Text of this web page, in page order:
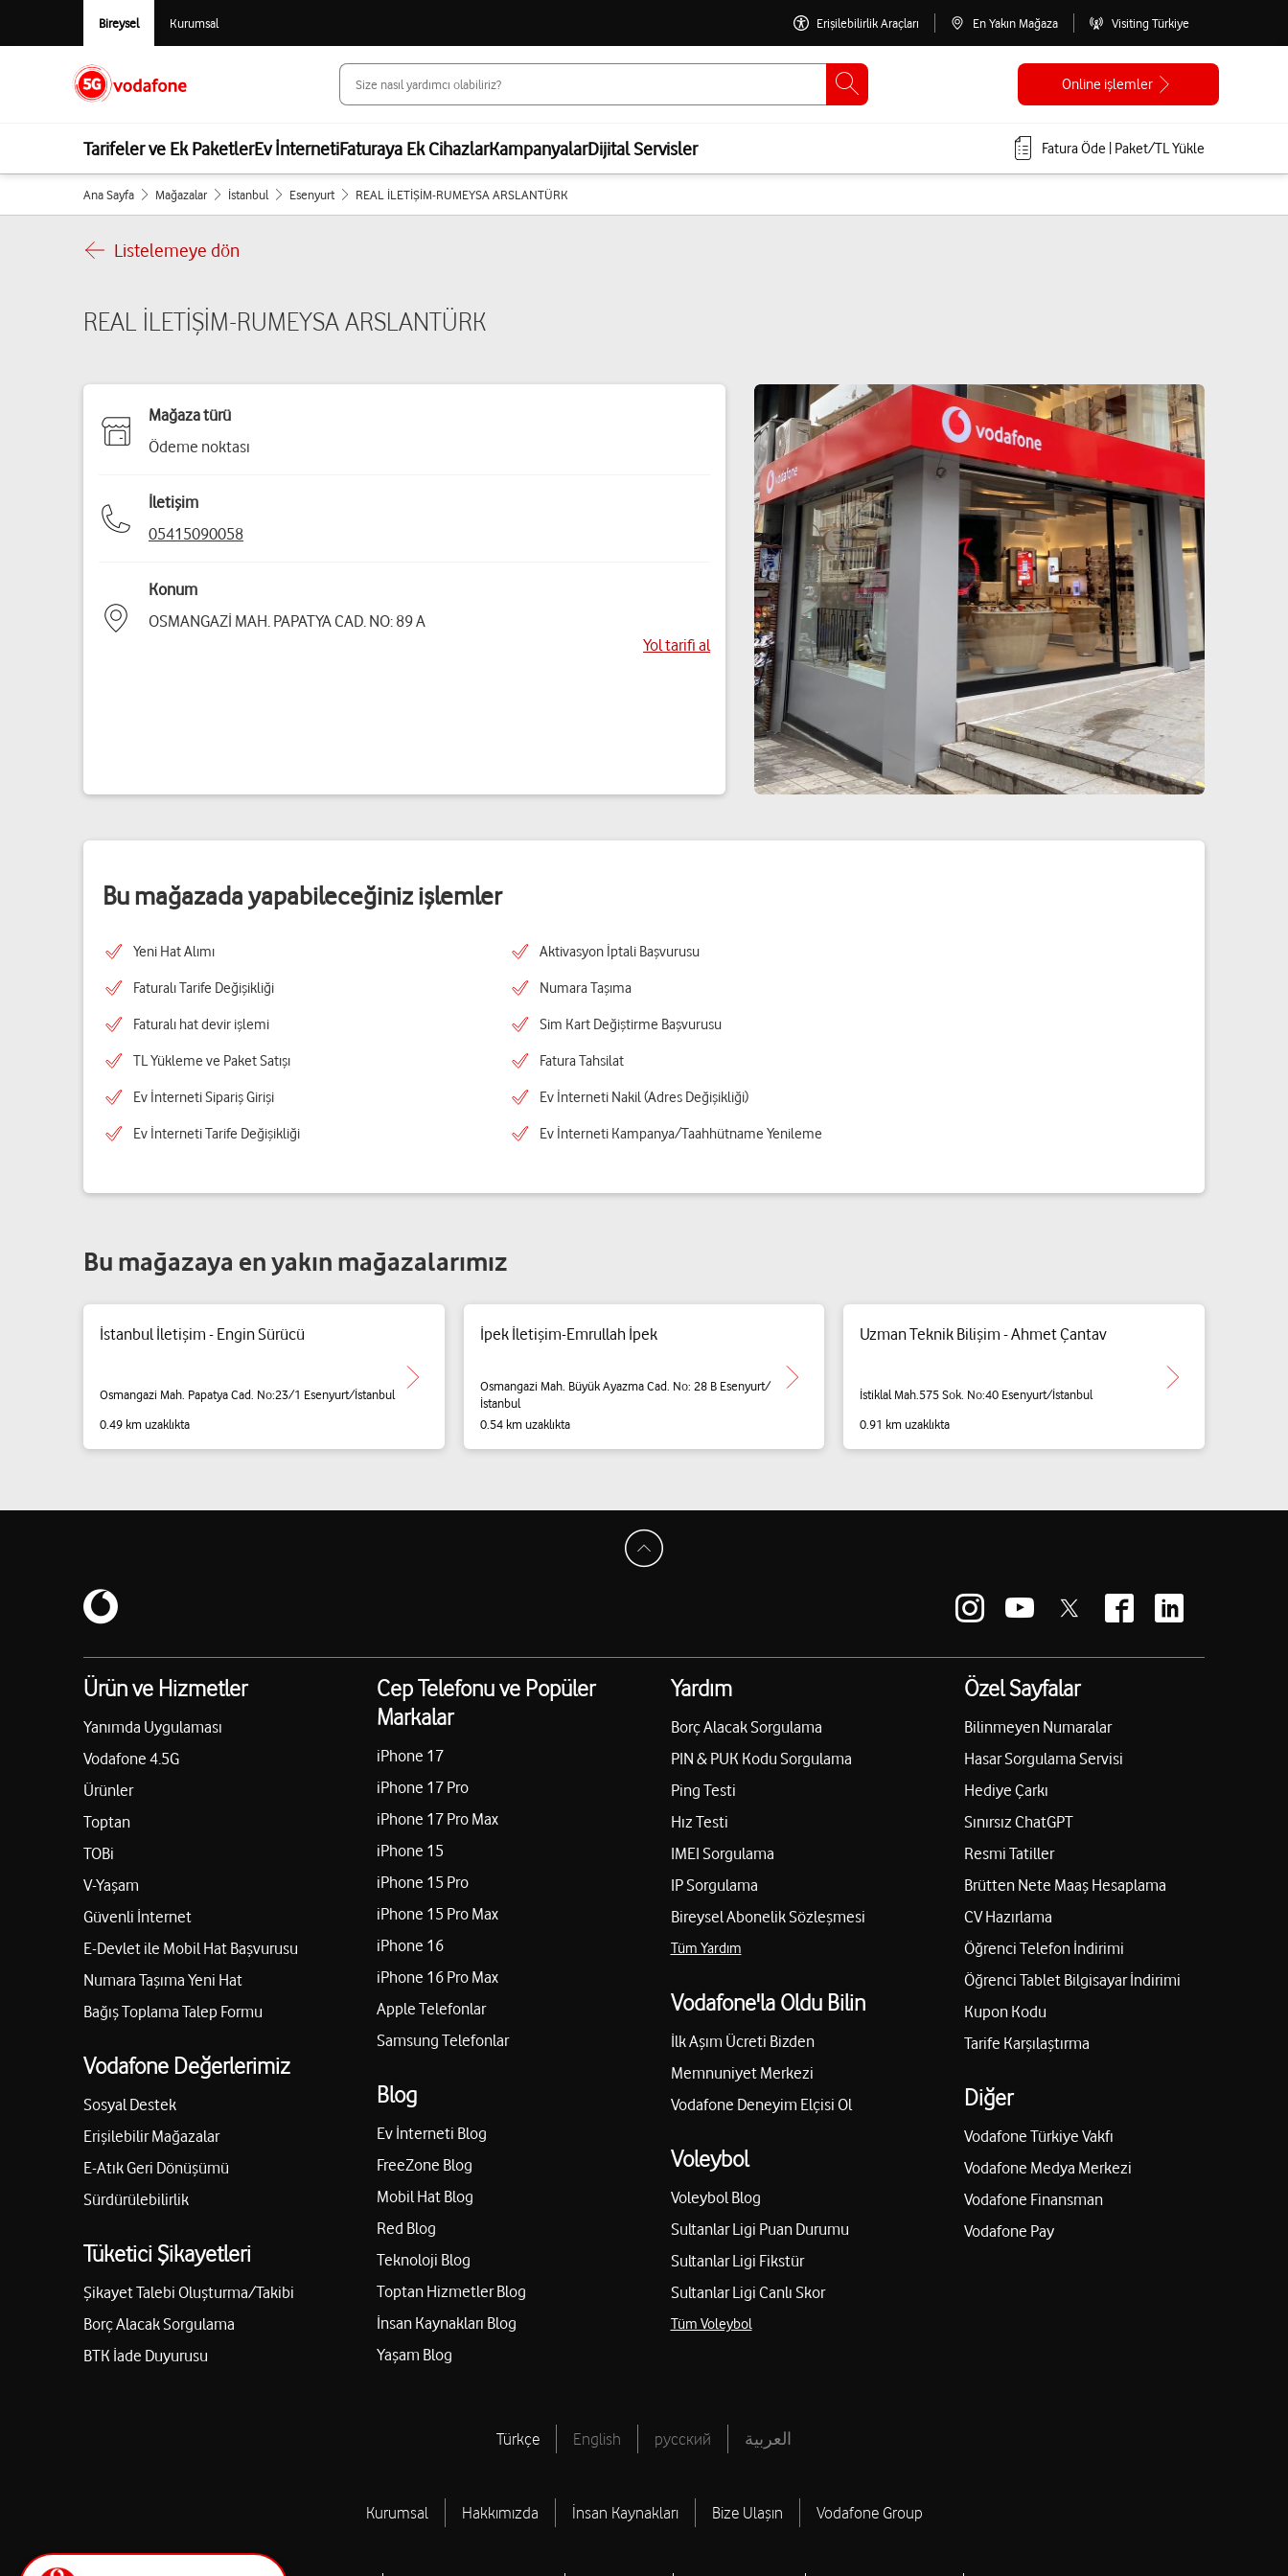
Bireysel Kurumsal Erişilebilirlik Araçları En Yakın Mağaza Visiting Türkiye
Online işlemler
Tarifeler ve Ek PaketlerEv İnternetiFaturaya Ek CihazlarKampanyalarDijital Servisler Fatura Öde | Paket/TL Yükle
Ana Sayfa Mağazalar İstanbul Esenyurt REAL İLETİŞİM-RUMEYSA ARSLANTÜRK
Listelemeye dön
REAL İLETİŞİM-RUMEYSA ARSLANTÜRK
Mağaza türü
Ödeme noktası
İletişim
05415090058
Konum
OSMANGAZİ MAH. PAPATYA CAD. NO: 89 A
Yol tarifi al
Bu mağazada yapabileceğiniz işlemler
Yeni Hat Alımı Aktivasyon İptali Başvurusu
Faturalı Tarife Değişikliği Numara Taşıma
Faturalı hat devir işlemi Sim Kart Değiştirme Başvurusu
TL Yükleme ve Paket Satışı Fatura Tahsilat
Ev İnterneti Sipariş Girişi Ev İnterneti Nakil (Adres Değişikliği)
Ev İnterneti Tarife Değişikliği Ev İnterneti Kampanya/Taahhütname Yenileme
Bu mağazaya en yakın mağazalarımız
İstanbul İletişim - Engin Sürücü
Osmangazi Mah. Papatya Cad. No:23/1 Esenyurt/İstanbul
0.49 km uzaklıkta
İpek İletişim-Emrullah İpek
Osmangazi Mah. Büyük Ayazma Cad. No: 28 B Esenyurt/
İstanbul
0.54 km uzaklıkta
Uzman Teknik Bilişim - Ahmet Çantav
İstiklal Mah.575 Sok. No:40 Esenyurt/İstanbul
0.91 km uzaklıkta
Ürün ve Hizmetler
Yanımda Uygulaması
Vodafone 4.5G
Ürünler
Toptan
TOBi
V-Yaşam
Güvenli İnternet
E-Devlet ile Mobil Hat Başvurusu
Numara Taşıma Yeni Hat
Bağış Toplama Talep Formu
Vodafone Değerlerimiz
Sosyal Destek
Erişilebilir Mağazalar
E-Atık Geri Dönüşümü
Sürdürülebilirlik
Tüketici Şikayetleri
Şikayet Talebi Oluşturma/Takibi
Borç Alacak Sorgulama
BTK İade Duyurusu
Cep Telefonu ve Popüler
Markalar
iPhone 17
iPhone 17 Pro
iPhone 17 Pro Max
iPhone 15
iPhone 15 Pro
iPhone 15 Pro Max
iPhone 16
iPhone 16 Pro Max
Apple Telefonlar
Samsung Telefonlar
Blog
Ev İnterneti Blog
FreeZone Blog
Mobil Hat Blog
Red Blog
Teknoloji Blog
Toptan Hizmetler Blog
İnsan Kaynakları Blog
Yaşam Blog
Yardım
Borç Alacak Sorgulama
PIN & PUK Kodu Sorgulama
Ping Testi
Hız Testi
IMEI Sorgulama
IP Sorgulama
Bireysel Abonelik Sözleşmesi
Tüm Yardım
Vodafone'la Oldu Bilin
İlk Aşım Ücreti Bizden
Memnuniyet Merkezi
Vodafone Deneyim Elçisi Ol
Voleybol
Voleybol Blog
Sultanlar Ligi Puan Durumu
Sultanlar Ligi Fikstür
Sultanlar Ligi Canlı Skor
Tüm Voleybol
Özel Sayfalar
Bilinmeyen Numaralar
Hasar Sorgulama Servisi
Hediye Çarkı
Sınırsız ChatGPT
Resmi Tatiller
Brütten Nete Maaş Hesaplama
CV Hazırlama
Öğrenci Telefon İndirimi
Öğrenci Tablet Bilgisayar İndirimi
Kupon Kodu
Tarife Karşılaştırma
Diğer
Vodafone Türkiye Vakfı
Vodafone Medya Merkezi
Vodafone Finansman
Vodafone Pay
Türkçe English русский العربية
Kurumsal Hakkımızda İnsan Kaynakları Bize Ulaşın Vodafone Group